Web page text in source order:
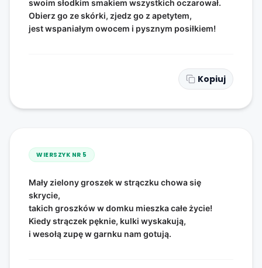
swoim słodkim smakiem wszystkich oczarował.
Obierz go ze skórki, zjedz go z apetytem,
jest wspaniałym owocem i pysznym posiłkiem!
Kopiuj
WIERSZYK NR 5
Mały zielony groszek w strączku chowa się
skrycie,
takich groszków w domku mieszka całe życie!
Kiedy strączek pęknie, kulki wyskakują,
i wesołą zupę w garnku nam gotują.